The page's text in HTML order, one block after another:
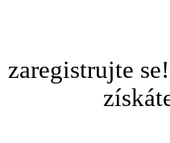
zaregistrujte